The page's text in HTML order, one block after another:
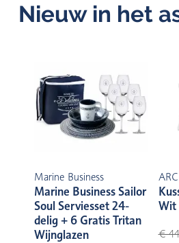
Nieuw in het
Marine Business
Marine Business Sailor
Soul Serviesset 24-
delig + 6 Gratis Tritan
Wijnglazen
Wit
€